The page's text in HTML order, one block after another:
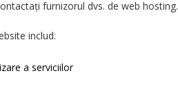
furnizorul dvs. de web hosting.
includ:
a serviciilor